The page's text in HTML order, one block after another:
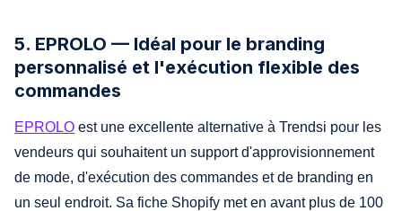
5. EPROLO — Idéal pour le branding
personnalisé et l'exécution flexible des
commandes
EPROLO est une excellente alternative à Trendsi pour les
vendeurs qui souhaitent un support d'approvisionnement
de mode, d'exécution des commandes et de branding en
un seul endroit. Sa fiche Shopify met en avant plus de 100